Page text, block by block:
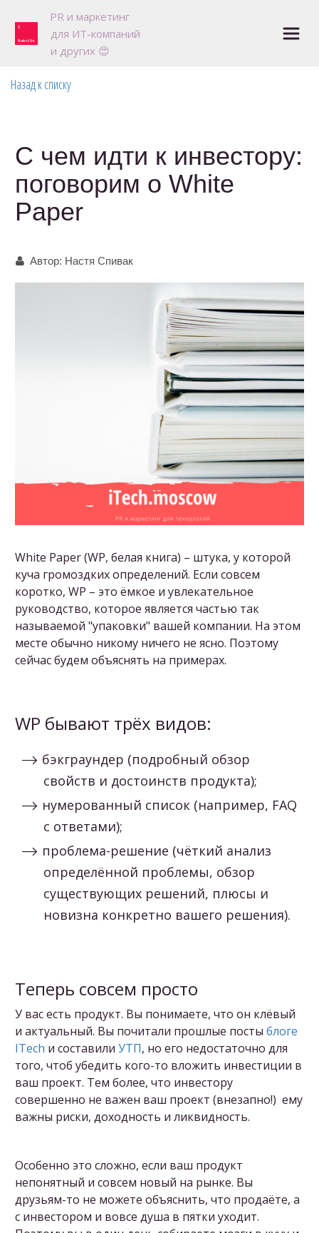
PR и маркетинг
для ИТ-компаний
и других 😍
Назад к списку
С чем идти к инвестору:
поговорим о White
Paper
Автор: Настя Спивак
White Paper (WP, белая книга) – штука, у которой
куча громоздких определений. Если совсем
коротко, WP – это ёмкое и увлекательное
руководство, которое является частью так
называемой "упаковки" вашей компании. На этом
месте обычно никому ничего не ясно. Поэтому
сейчас будем объяснять на примерах.
WP бывают трёх видов:
бэкграундер (подробный обзор
свойств и достоинств продукта);
нумерованный список (например, FAQ
с ответами);
проблема-решение (чёткий анализ
определённой проблемы, обзор
существующих решений, плюсы и
новизна конкретно вашего решения).
Теперь совсем просто
У вас есть продукт. Вы понимаете, что он клёвый
и актуальный. Вы почитали прошлые посты блоге
ITech и составили УТП, но его недостаточно для
того, чтоб убедить кого-то вложить инвестиции в
ваш проект. Тем более, что инвестору
совершенно не важен ваш проект (внезапно!) ему
важны риски, доходность и ликвидность.
Особенно это сложно, если ваш продукт
непонятный и совсем новый на рынке. Вы
друзьям-то не можете объяснить, что продаёте, а
с инвестором и вовсе душа в пятки уходит.